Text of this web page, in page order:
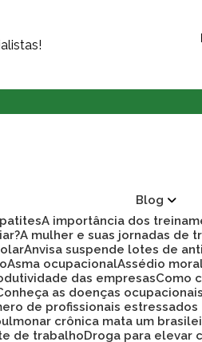
Blog
A importância dos
A mulher e suas jornadas de
Anvisa suspende lotes de
Asma ocupacional Assédio
das empresas
Conheça as doenças
de profissionais estressados
crônica mata um
de trabalho
Droga para